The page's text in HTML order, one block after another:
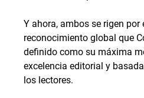
Y ahora, ambos se rigen
reconocimiento global que
definido como su máxima
excelencia editorial y
los lectores.